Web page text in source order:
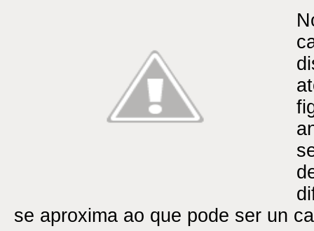
se aproxima ao que pode ser un